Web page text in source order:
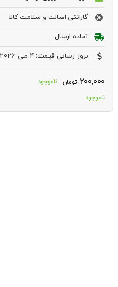
گارانتی اصالت و سلامت کالا
آماده ارسال
بروز رسانی قیمت: 4 می, 2026
200,000 تومان
ناموجود
ناموجود